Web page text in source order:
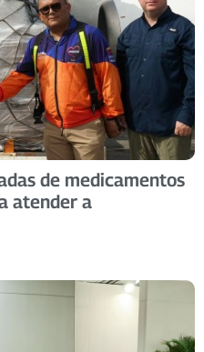
de medicamentos
atender a